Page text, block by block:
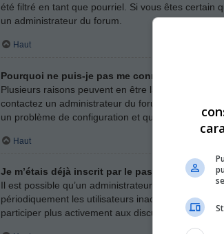
été filtré en tant que pourriel. Si vous êtes certain
un administrateur du forum.
Haut
Pourquoi ne puis-je pas me connecter ?
Plusieurs raisons peuvent en être la cause.
contactez un administrateur du forum afin de
un problème de configuration et qu’il soit
Haut
Je m’étais déjà inscrit par le passé mais ne
Il est possible qu’un administrateur ait désactivé
périodiquement les utilisateurs inactifs afin de
participer plus activement aux discussions du